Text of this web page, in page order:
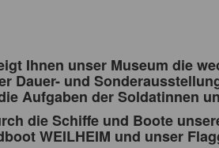
Ihnen unser Museum die
Dauer- und
Aufgaben der Soldatinnen
die Schiffe und Boote
WEILHEIM und unser